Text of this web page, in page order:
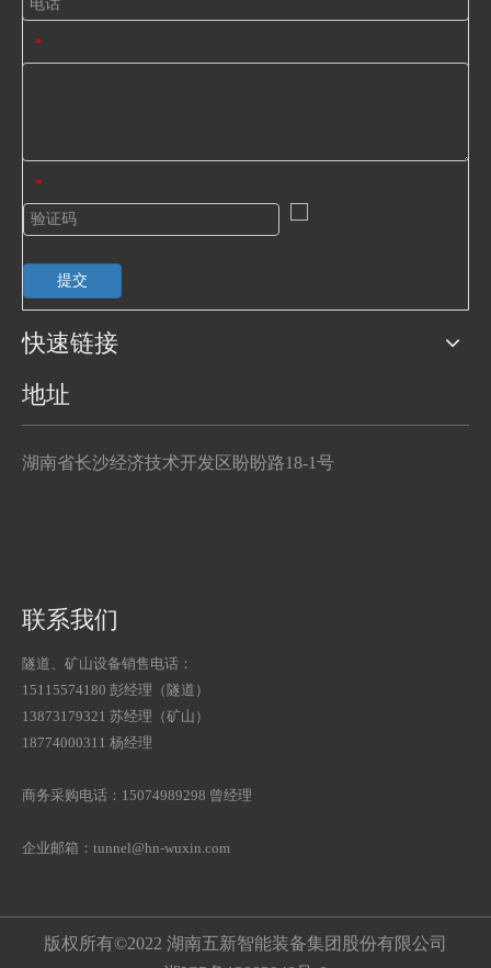
*
*
提交
快速链接
地址
湖南省长沙经济技术开发区盼盼路18-1号
联系我们
隧道、矿山设备销售电话：
15115574180 彭经理（隧道）
13873179321 苏经理（矿山）
18774000311 杨经理
商务采购电话：15074989298 曾经理
企业邮箱：tunnel@hn-wuxin.com
版权所有©2022 湖南五新智能装备集团股份有限公司